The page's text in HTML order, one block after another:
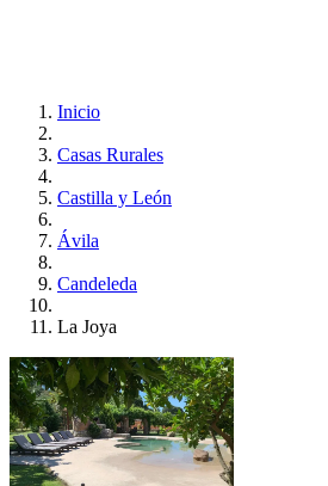
Inicio
Casas Rurales
Castilla y León
Ávila
Candeleda
La Joya